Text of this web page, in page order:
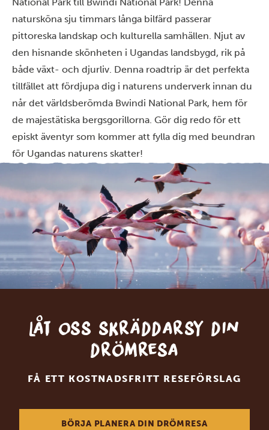
natursköna sju timmars långa bilfärd passerar
pittoreska landskap och kulturella samhällen. Njut av
den hisnande skönheten i Ugandas landsbygd, rik på
både växt- och djurliv. Denna roadtrip är det perfekta
tillfället att fördjupa dig i naturens underverk innan du
når det världsberömda Bwindi National Park, hem för
de majestätiska bergsgorillorna. Gör dig redo för ett
episkt äventyr som kommer att fylla dig med beundran
för Ugandas naturens skatter!
Låt oss skräddarsy din
drömresa
FÅ ETT KOSTNADSFRITT RESEFÖRSLAG
BÖRJA PLANERA DIN DRÖMRESA